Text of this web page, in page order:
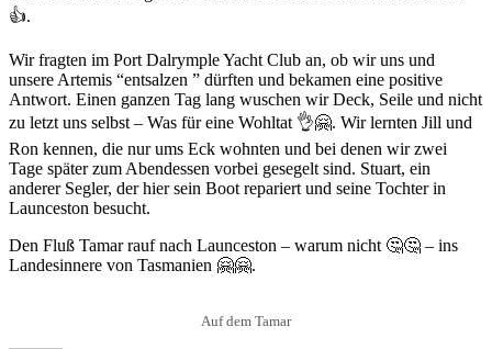
👍.
Wir fragten im Port Dalrymple Yacht Club an, ob wir uns und
unsere Artemis “entsalzen ” dürften und bekamen eine positive
Antwort. Einen ganzen Tag lang wuschen wir Deck, Seile und nicht
zu letzt uns selbst – Was für eine Wohltat 👌🤗. Wir lernten Jill und
Ron kennen, die nur ums Eck wohnten und bei denen wir zwei
Tage später zum Abendessen vorbei gesegelt sind. Stuart, ein
anderer Segler, der hier sein Boot repariert und seine Tochter in
Launceston besucht.
Den Fluß Tamar rauf nach Launceston – warum nicht 🤔🤔 – ins
Landesinnere von Tasmanien 🤗🤗.
Auf dem Tamar